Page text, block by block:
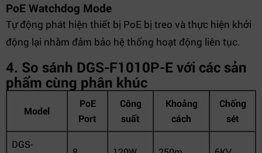
PoE Watchdog Mode
Tự động phát hiện thiết bị PoE bị treo và thực hiện khởi
động lại nhằm đảm bảo hệ thống hoạt động liên tục.
4. So sánh DGS-F1010P-E với các sản
phẩm cùng phân khúc
Model
PoE
Port
Công
suất
Khoảng
cách
Chống
sét
DGS-